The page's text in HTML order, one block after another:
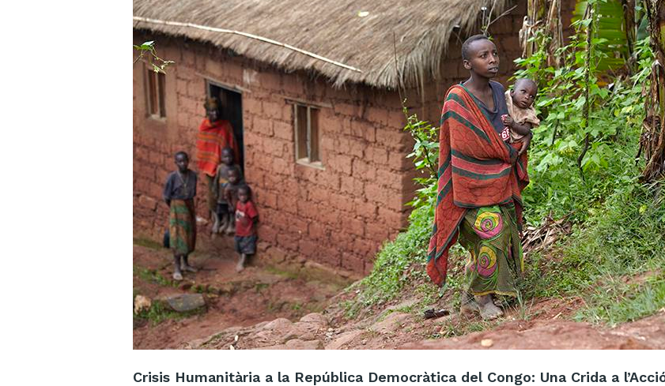
Crisis Humanitària a la República Democràtica del Congo: Una Crida a